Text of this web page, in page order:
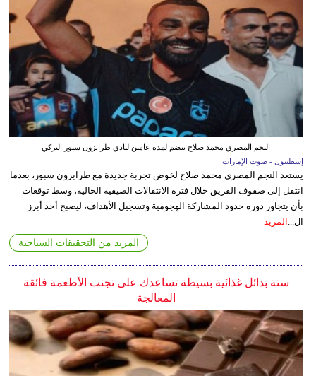
النجم المصري محمد صلاح ينضم لمدة عامين لنادي طرابزون سبور التركي
إسطنبول - صوت الإمارات
يستعد النجم المصري محمد صلاح لخوض تجربة جديدة مع طرابزون سبور، بعدما
انتقل إلى صفوف الفريق خلال فترة الانتقالات الصيفية الحالية، وسط توقعات
بأن يتجاوز دوره حدود المشاركة الهجومية وتسجيل الأهداف، ليصبح أحد أبرز
ال... المزيد
المزيد من التحقيقات السياحية
ستة بدائل غذائية بسيطة تساعدك على تجنب الأطعمة فائقة
المعالجة